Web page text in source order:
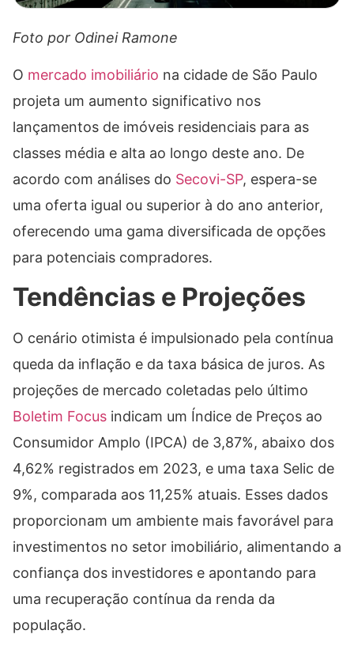
Foto por Odinei Ramone
O mercado imobiliário na cidade de São Paulo
projeta um aumento significativo nos
lançamentos de imóveis residenciais para as
classes média e alta ao longo deste ano. De
acordo com análises do Secovi-SP, espera-se
uma oferta igual ou superior à do ano anterior,
oferecendo uma gama diversificada de opções
para potenciais compradores.
Tendências e Projeções
O cenário otimista é impulsionado pela contínua
queda da inflação e da taxa básica de juros. As
projeções de mercado coletadas pelo último
Boletim Focus indicam um Índice de Preços ao
Consumidor Amplo (IPCA) de 3,87%, abaixo dos
4,62% registrados em 2023, e uma taxa Selic de
9%, comparada aos 11,25% atuais. Esses dados
proporcionam um ambiente mais favorável para
investimentos no setor imobiliário, alimentando a
confiança dos investidores e apontando para
uma recuperação contínua da renda da
população.